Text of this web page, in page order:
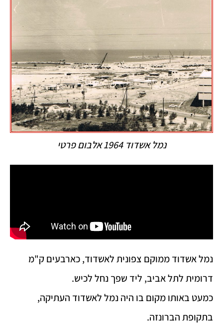
נמל אשדוד 1964 אלבום פרטי
נמל אשדוד ממוקם צפונית לאשדוד, כארבעים ק"מ
דרומית לתל אביב, ליד שפך נחל לכיש.
כמעט באותו מקום בו היה נמל לאשדוד העתיקה,
בתקופת הברונזה.